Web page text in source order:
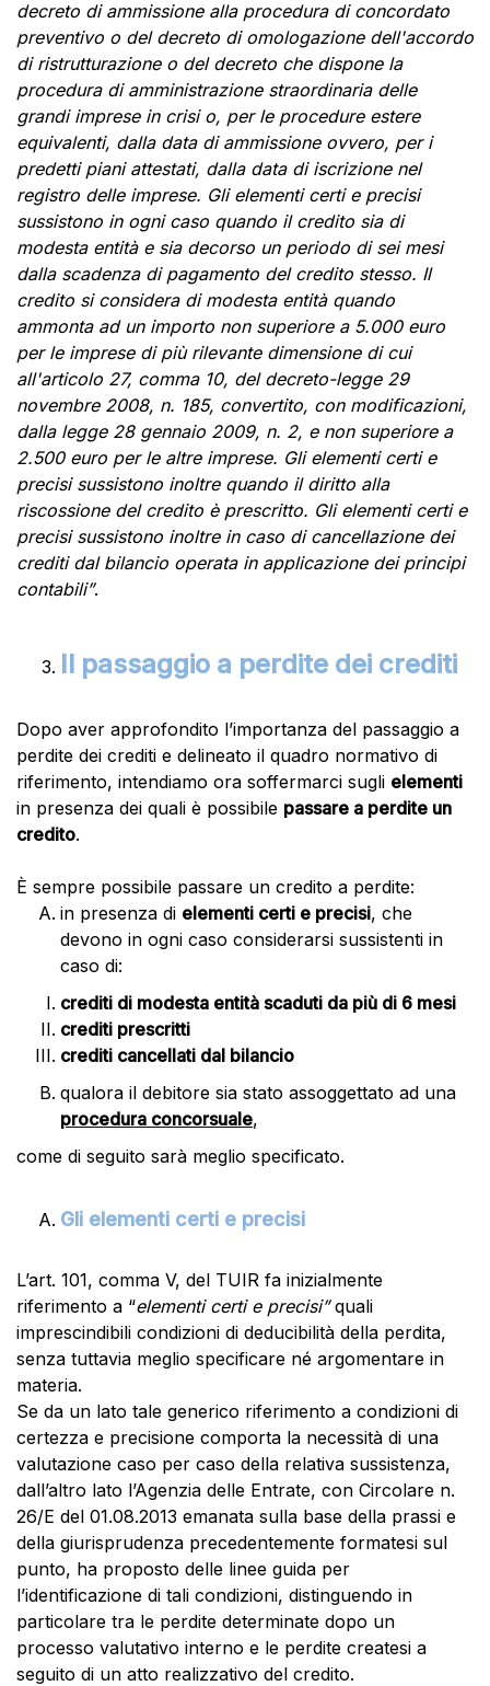
decreto di ammissione alla procedura di concordato
preventivo o del decreto di omologazione dell'accordo
di ristrutturazione o del decreto che dispone la
procedura di amministrazione straordinaria delle
grandi imprese in crisi o, per le procedure estere
equivalenti, dalla data di ammissione ovvero, per i
predetti piani attestati, dalla data di iscrizione nel
registro delle imprese. Gli elementi certi e precisi
sussistono in ogni caso quando il credito sia di
modesta entità e sia decorso un periodo di sei mesi
dalla scadenza di pagamento del credito stesso. Il
credito si considera di modesta entità quando
ammonta ad un importo non superiore a 5.000 euro
per le imprese di più rilevante dimensione di cui
all'articolo 27, comma 10, del decreto-legge 29
novembre 2008, n. 185, convertito, con modificazioni,
dalla legge 28 gennaio 2009, n. 2, e non superiore a
2.500 euro per le altre imprese. Gli elementi certi e
precisi sussistono inoltre quando il diritto alla
riscossione del credito è prescritto. Gli elementi certi e
precisi sussistono inoltre in caso di cancellazione dei
crediti dal bilancio operata in applicazione dei principi
contabili”.
Il passaggio a perdite dei crediti
Dopo aver approfondito l’importanza del passaggio a
perdite dei crediti e delineato il quadro normativo di
riferimento, intendiamo ora soffermarci sugli elementi
in presenza dei quali è possibile passare a perdite un
credito.
È sempre possibile passare un credito a perdite:
in presenza di elementi certi e precisi, che
devono in ogni caso considerarsi sussistenti in
caso di:
crediti di modesta entità scaduti da più di 6 mesi
crediti prescritti
crediti cancellati dal bilancio
qualora il debitore sia stato assoggettato ad una
procedura concorsuale,
come di seguito sarà meglio specificato.
Gli elementi certi e precisi
L’art. 101, comma V, del TUIR fa inizialmente
riferimento a “elementi certi e precisi”quali
imprescindibili condizioni di deducibilità della perdita,
senza tuttavia meglio specificare né argomentare in
materia.
Se da un lato tale generico riferimento a condizioni di
certezza e precisione comporta la necessità di una
valutazione caso per caso della relativa sussistenza,
dall’altro lato l’Agenzia delle Entrate, con Circolare n.
26/E del 01.08.2013 emanata sulla base della prassi e
della giurisprudenza precedentemente formatesi sul
punto, ha proposto delle linee guida per
l’identificazione di tali condizioni, distinguendo in
particolare tra le perdite determinate dopo un
processo valutativo interno e le perdite createsi a
seguito di un atto realizzativo del credito.